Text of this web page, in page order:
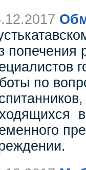
попечения
по
в